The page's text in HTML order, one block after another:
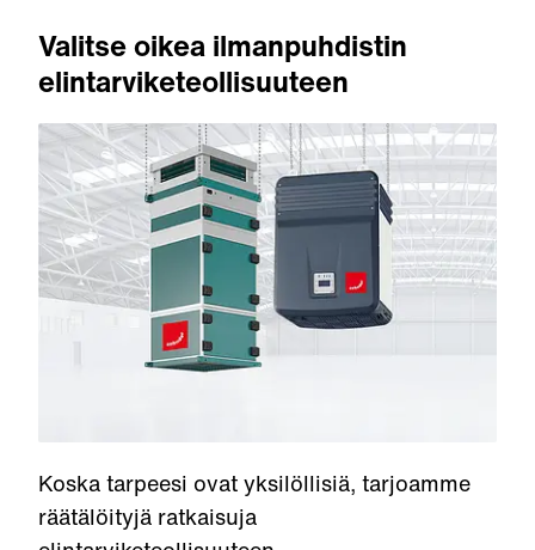
Koska tarpeesi ovat yksilöllisiä, tarjoamme
räätälöityjä ratkaisuja
Valitse oikea ilmanpuhdistin
elintarviketeollisuuteen